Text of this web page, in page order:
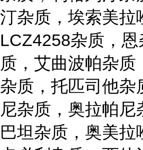
汀杂质，埃索美拉
LCZ4258杂质，
质，艾曲波帕杂质
杂质，托匹司他杂
尼杂质，奥拉帕尼
巴坦杂质，奥美拉